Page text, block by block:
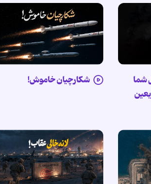
شما
شکارچیان خاموش!